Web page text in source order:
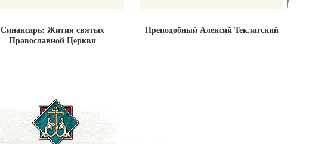
Синаксарь: Жития святых
Православной Церкви
Преподобный Алексий Теклатский